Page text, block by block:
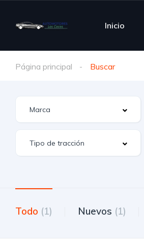
Inicio
Página principal Buscar
Todo (1) Nuevos (1)